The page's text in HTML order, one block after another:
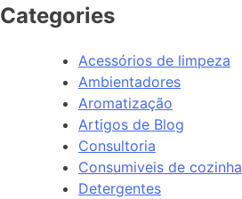
Categories
Acessórios de limpeza
Ambientadores
Aromatização
Artigos de Blog
Consultoria
Consumiveis de cozinha
Detergentes